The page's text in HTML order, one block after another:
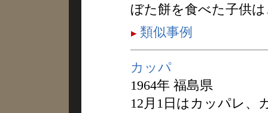
ぼた餅を食べた子供
類似事例
カッパ
1964年 福島県
12月1日はカッパレ、